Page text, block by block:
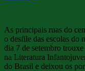
As principais ruas do
o desfile das escolas do
dia 7 de setembro
na Literatura
do Brasil e deixou os